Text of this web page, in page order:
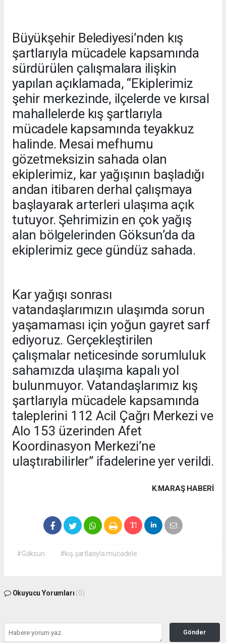
Büyükşehir Belediyesi’nden kış
şartlarıyla mücadele kapsamında
sürdürülen çalışmalara ilişkin
yapılan açıklamada, “Ekiplerimiz
şehir merkezinde, ilçelerde ve kırsal
mahallelerde kış şartlarıyla
mücadele kapsamında teyakkuz
halinde. Mesai mefhumu
gözetmeksizin sahada olan
ekiplerimiz, kar yağışının başladığı
andan itibaren derhal çalışmaya
başlayarak arterleri ulaşıma açık
tutuyor. Şehrimizin en çok yağış
alan bölgelerinden Göksun’da da
ekiplerimiz gece gündüz sahada.
Kar yağışı sonrası
vatandaşlarımızın ulaşımda sorun
yaşamaması için yoğun gayret sarf
ediyoruz. Gerçekleştirilen
çalışmalar neticesinde sorumluluk
sahamızda ulaşıma kapalı yol
bulunmuyor. Vatandaşlarımız kış
şartlarıyla mücadele kapsamında
taleplerini 112 Acil Çağrı Merkezi ve
Alo 153 üzerinden Afet
Koordinasyon Merkezi’ne
ulaştırabilirler” ifadelerine yer verildi.
K.MARAŞ HABERİ
#Göksun #kış şartlarıyla mücadele
Okuyucu Yorumları (0)
Gönder